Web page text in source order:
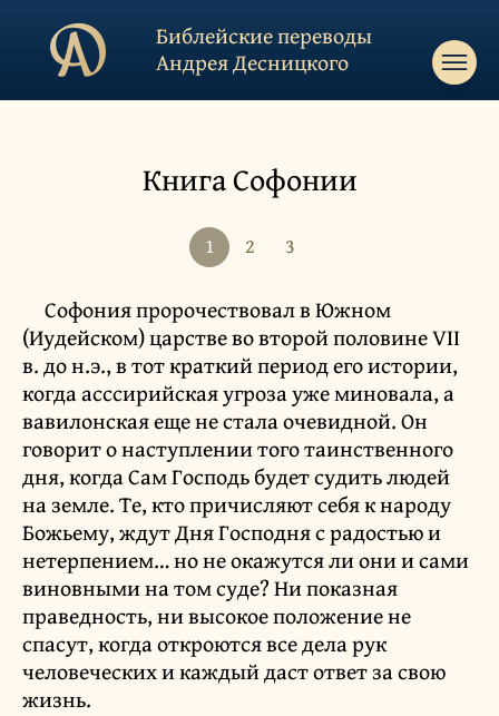
Библейские переводы
Андрея Десницкого
Книга Софонии
1 2 3
Софония пророчествовал в Южном
(Иудейском) царстве во второй половине VII
в. до н.э., в тот краткий период его истории,
когда асссирийская угроза уже миновала, а
вавилонская еще не стала очевидной. Он
говорит о наступлении того таинственного
дня, когда Сам Господь будет судить людей
на земле. Те, кто причисляют себя к народу
Божьему, ждут Дня Господня с радостью и
нетерпением… но не окажутся ли они и сами
виновными на том суде? Ни показная
праведность, ни высокое положение не
спасут, когда откроются все дела рук
человеческих и каждый даст ответ за свою
жизнь.